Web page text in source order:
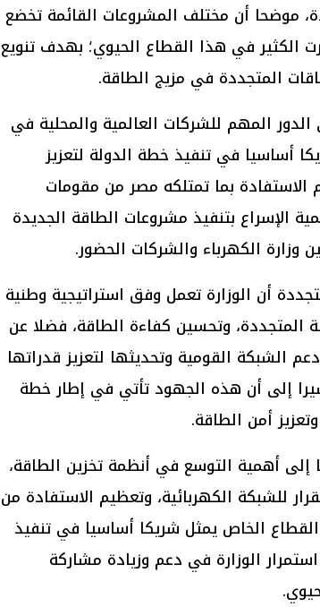
موضحا أن مختلف المشروعات القائمة تخضع
الكثير في هذا القطاع الحيوي؛ بهدف تنويع
المتجددة في مزيج الطاقة.
المهم للشركات العالمية والمحلية في
أساسيا في تنفيذ خطة الدولة لتعزيز
بما تمتلكه مصر من مقومات
الإسراع بتنفيذ مشروعات الطاقة الجديدة
وزارة الكهرباء والشركات الحضور.
أن الوزارة تعمل وفق استراتيجية وطنية
وتحسين كفاءة الطاقة، فضلا عن
الشبكة القومية وتحديثها لتعزيز قدراتها
إلى أن هذه الجهود تأتي في إطار خطة
أمن الطاقة.
أهمية التوسع في أنظمة تخزين الطاقة،
للشبكة الكهربائية، وتعظيم الاستفادة من
الخاص يمثل شريكا أساسيا في تنفيذ
الوزارة في دعم وزيادة مشاركة